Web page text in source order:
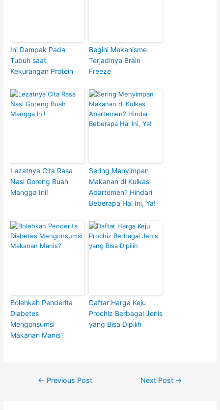
Ini Dampak Pada
Tubuh saat
Kekurangan Protein
Begini Mekanisme
Terjadinya Brain
Freeze
Lezatnya Cita Rasa
Nasi Goreng Buah
Mangga Ini!
Sering Menyimpan
Makanan di Kulkas
Apartemen? Hindari
Beberapa Hal Ini, Ya!
Bolehkah Penderita
Diabetes
Mengonsumsi
Makanan Manis?
Daftar Harga Keju
Prochiz Berbagai Jenis
yang Bisa Dipilih
Post
← Previous Post Next Post →